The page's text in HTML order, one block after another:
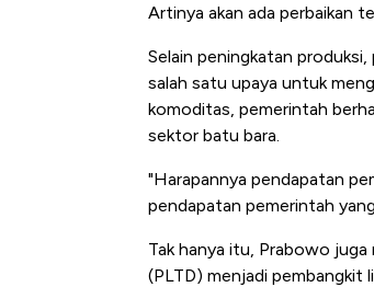
Artinya akan ada perbaikan
Selain peningkatan
salah satu upaya untuk
komoditas, pemerintah
sektor batu bara.
"Harapannya pendapatan
pendapatan pemerintah
Tak hanya itu, Prabowo
(PLTD) menjadi pembangkit